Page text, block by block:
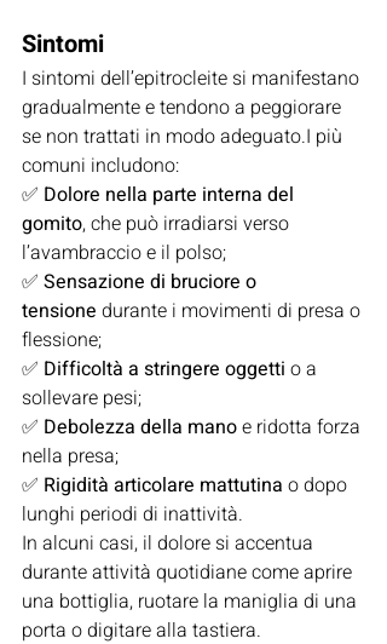
Sintomi
I sintomi dell’epitrocleite si manifestano
gradualmente e tendono a peggiorare
se non trattati in modo adeguato.I più
comuni includono:
✅ Dolore nella parte interna del
gomito, che può irradiarsi verso
l’avambraccio e il polso;
✅ Sensazione di bruciore o
tensione durante i movimenti di presa o
flessione;
✅ Difficoltà a stringere oggetti o a
sollevare pesi;
✅ Debolezza della mano e ridotta forza
nella presa;
✅ Rigidità articolare mattutina o dopo
lunghi periodi di inattività.
In alcuni casi, il dolore si accentua
durante attività quotidiane come aprire
una bottiglia, ruotare la maniglia di una
porta o digitare alla tastiera.